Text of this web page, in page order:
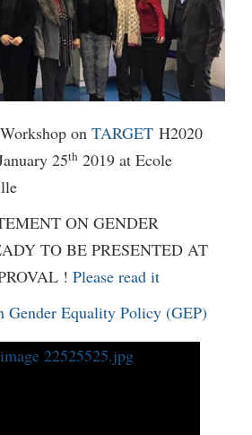
on TARGET H2020
25th 2019 at Ecole
ON GENDER
TO BE PRESENTED AT
! Please read it
Gender Equality Policy (GEP)